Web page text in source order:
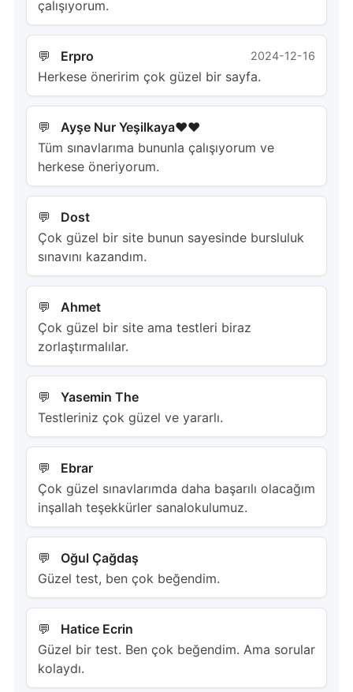
çalışıyorum.
Erpro 2024-12-16
Herkese öneririm çok güzel bir sayfa.
Ayşe Nur Yeşilkaya♥️♥️
Tüm sınavlarıma bununla çalışıyorum ve
herkese öneriyorum.
Dost
Çok güzel bir site bunun sayesinde bursluluk
sınavını kazandım.
Ahmet
Çok güzel bir site ama testleri biraz
zorlaştırmalılar.
Yasemin The
Testleriniz çok güzel ve yararlı.
Ebrar
Çok güzel sınavlarımda daha başarılı olacağım
inşallah teşekkürler sanalokulumuz.
Oğul Çağdaş
Güzel test, ben çok beğendim.
Hatice Ecrin
Güzel bir test. Ben çok beğendim. Ama sorular
kolaydı.